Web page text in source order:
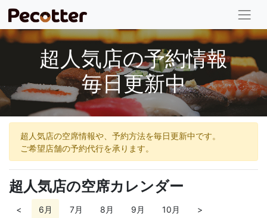
超人気店の予約情報
毎日更新中
超人気店の空席情報や、予約方法を毎日更新中です。
ご希望店舗の予約代行を承ります。
超人気店の空席カレンダー
< 6月 7月 8月 9月 10月 >